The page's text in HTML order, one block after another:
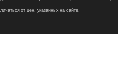
от цен, указанных на сайте.